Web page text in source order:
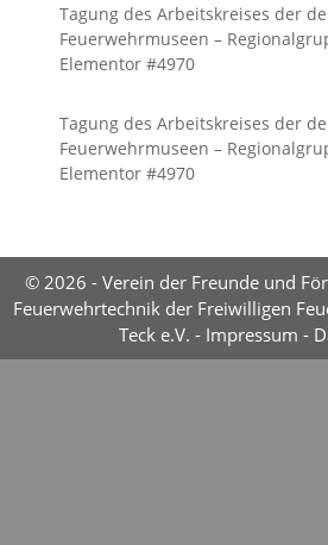
Tagung des Arbeitskreises der
Feuerwehrmuseen –
Elementor #4970
Tagung des Arbeitskreises der
Feuerwehrmuseen –
Elementor #4970
© 2026 - Verein der Freunde und
Feuerwehrtechnik der Freiwilligen
Teck e.V. - Impressum -